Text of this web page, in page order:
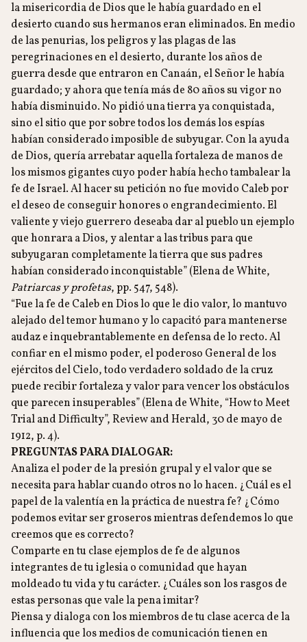
la misericordia de Dios que le había guardado en el
desierto cuando sus hermanos eran eliminados. En medio
de las penurias, los peligros y las plagas de las
peregrinaciones en el desierto, durante los años de
guerra desde que entraron en Canaán, el Señor le había
guardado; y ahora que tenía más de 80 años su vigor no
había disminuido. No pidió una tierra ya conquistada,
sino el sitio que por sobre todos los demás los espías
habían considerado imposible de subyugar. Con la ayuda
de Dios, quería arrebatar aquella fortaleza de manos de
los mismos gigantes cuyo poder había hecho tambalear la
fe de Israel. Al hacer su petición no fue movido Caleb por
el deseo de conseguir honores o engrandecimiento. El
valiente y viejo guerrero deseaba dar al pueblo un ejemplo
que honrara a Dios, y alentar a las tribus para que
subyugaran completamente la tierra que sus padres
habían considerado inconquistable” (Elena de White,
Patriarcas y profetas, pp. 547, 548).
“Fue la fe de Caleb en Dios lo que le dio valor, lo mantuvo
alejado del temor humano y lo capacitó para mantenerse
audaz e inquebrantablemente en defensa de lo recto. Al
confiar en el mismo poder, el poderoso General de los
ejércitos del Cielo, todo verdadero soldado de la cruz
puede recibir fortaleza y valor para vencer los obstáculos
que parecen insuperables” (Elena de White, “How to Meet
Trial and Difficulty”, Review and Herald, 30 de mayo de
1912, p. 4).
PREGUNTAS PARA DIALOGAR:
Analiza el poder de la presión grupal y el valor que se
necesita para hablar cuando otros no lo hacen. ¿Cuál es el
papel de la valentía en la práctica de nuestra fe? ¿Cómo
podemos evitar ser groseros mientras defendemos lo que
creemos que es correcto?
Comparte en tu clase ejemplos de fe de algunos
integrantes de tu iglesia o comunidad que hayan
moldeado tu vida y tu carácter. ¿Cuáles son los rasgos de
estas personas que vale la pena imitar?
Piensa y dialoga con los miembros de tu clase acerca de la
influencia que los medios de comunicación tienen en